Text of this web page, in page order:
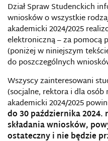
Dział Spraw Studenckich
wniosków o wszystkie
akademicki 2024/2025
elektroniczną – za pomocą
(poniżej w niniejszym
do poszczególnych
Wszyscy zainteresowani
(socjalne, rektora i dla osób
akademicki 2024/2025
do 30 października 2024.
składania wniosków,
ostateczny i nie będzie